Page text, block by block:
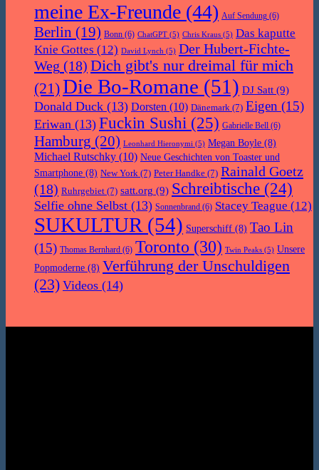
meine Ex-Freunde (44) Auf Sendung (6)
Berlin (19) Bonn (6) ChatGPT (5) Chris Kraus (5) Das kaputte
Knie Gottes (12) David Lynch (5) Der Hubert-Fichte-
Weg (18) Dich gibt's nur dreimal für mich
(21)Die Bo-Romane (51) DJ Satt (9)
Donald Duck (13) Dorsten (10) Dänemark (7) Eigen (15)
Eriwan (13) Fuckin Sushi (25) Gabrielle Bell (6)
Hamburg (20) Leonhard Hieronymi (5) Megan Boyle (8)
Michael Rutschky (10) Neue Geschichten von Toaster und
Smartphone (8) New York (7) Peter Handke (7) Rainald Goetz
(18) Ruhrgebiet (7) satt.org (9) Schreibtische (24)
Selfie ohne Selbst (13) Sonnenbrand (6) Stacey Teague (12)
SUKULTUR (54) Superschiff (8) Tao Lin
(15) Thomas Bernhard (6) Toronto (30) Twin Peaks (5) Unsere
Popmoderne (8) Verführung der Unschuldigen
(23) Videos (14)